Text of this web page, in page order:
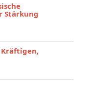
Stärkung
Kräftigen,